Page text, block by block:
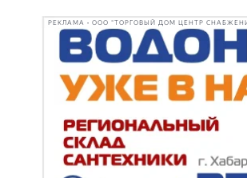
РЕКЛАМА • ООО "ТОРГОВЫЙ ДОМ ЦЕНТР